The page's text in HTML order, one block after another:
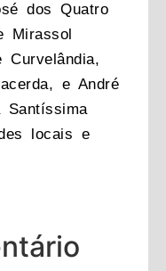
dos Quatro
Mirassol
Curvelândia,
e André
Santíssima
locais e